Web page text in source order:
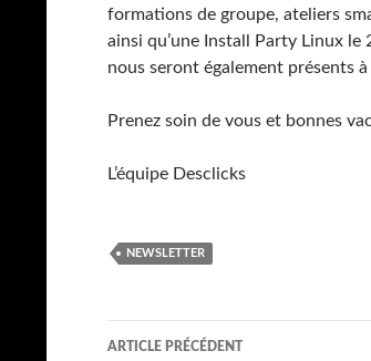
formations de groupe, ateliers
ainsi qu’une Install Party Linux
nous seront également présents
Prenez soin de vous et bonnes
L’équipe Desclicks
NEWSLETTER
Navigation
ARTICLE PRÉCÉDENT